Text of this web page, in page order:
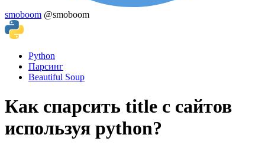
smoboom @smoboom
Python
Парсинг
Beautiful Soup
Как спарсить title c сайтов
используя python?